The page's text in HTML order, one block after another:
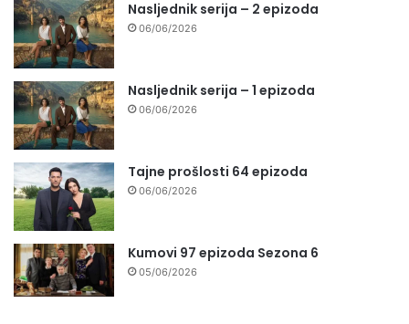
Nasljednik serija – 2 epizoda
06/06/2026
Nasljednik serija – 1 epizoda
06/06/2026
Tajne prošlosti 64 epizoda
06/06/2026
Kumovi 97 epizoda Sezona 6
05/06/2026